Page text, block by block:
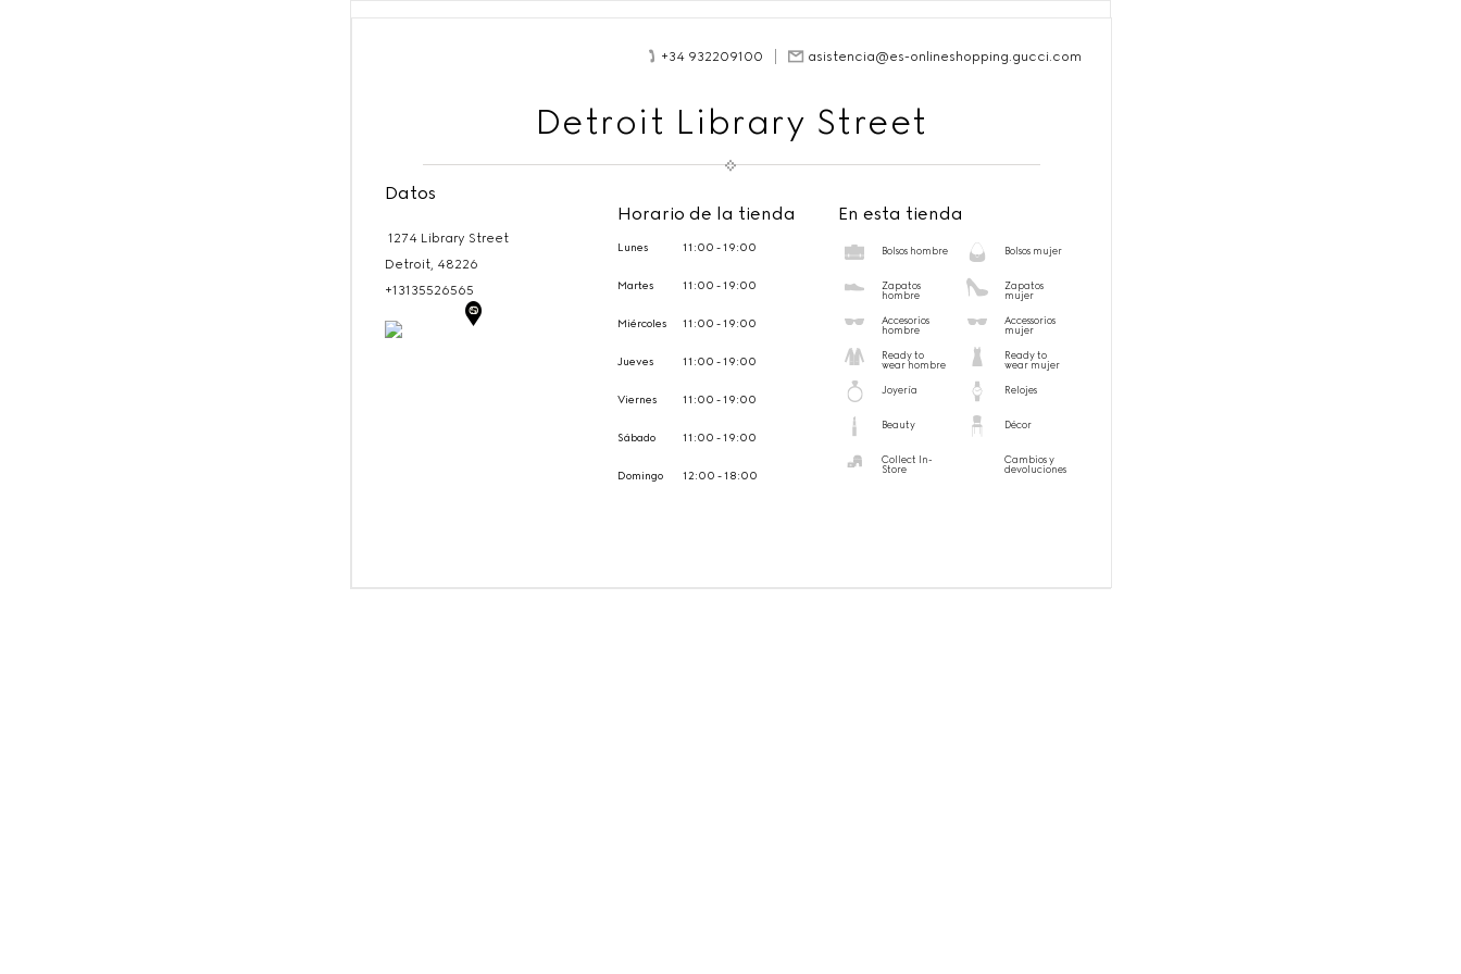
+34 932209100 asistencia@es-onlineshopping.gucci.com
Detroit Library Street
Datos
1274 Library Street
Detroit, 48226
+13135526565
Horario de la tienda
Lunes 11:00 - 19:00
Martes 11:00 - 19:00
Miércoles 11:00 - 19:00
Jueves 11:00 - 19:00
Viernes 11:00 - 19:00
Sábado 11:00 - 19:00
Domingo 12:00 - 18:00
En esta tienda
Bolsos hombre Bolsos mujer
Zapatos
hombre
Zapatos
mujer
Accesorios
hombre
Accessorios
mujer
Ready to
wear hombre
Ready to
wear mujer
Joyería Relojes
Beauty Décor
Collect In-
Store
Cambios y
devoluciones